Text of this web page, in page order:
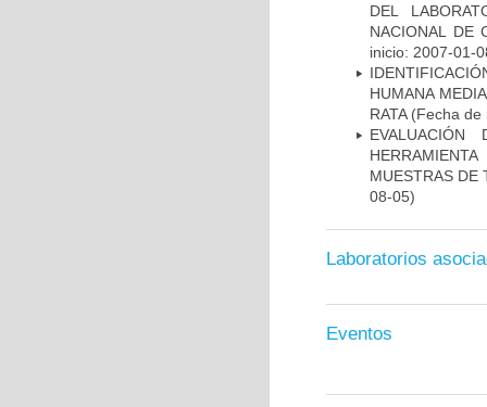
DEL
NACIONAL DE
inicio: 2007-01-
HUMANA
RATA(Fecha de
MUESTRAS DE
08-05)
Laboratorios
Eventos